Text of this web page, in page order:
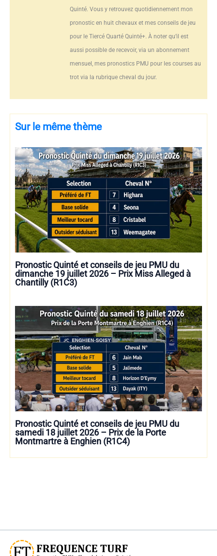
Quinté. Vous y retrouvez quotidiennement mon
pronostic en huit chevaux et mes conseils de jeu
pour le Tiercé Quarté Quinté+. À noter qu’il est
aussi possible de recevoir, via un abonnement
mensuel, mes pronostics PMU pour les courses au
trot via la rubrique cheval du jour.
Sur le même thème
Pronostic Quinté et conseils de jeu PMU du
dimanche 19 juillet 2026 – Prix Miss Alleged à
Chantilly (R1C3)
Pronostic Quinté et conseils de jeu PMU du
samedi 18 juillet 2026 – Prix de la Porte
Montmartre à Enghien (R1C4)